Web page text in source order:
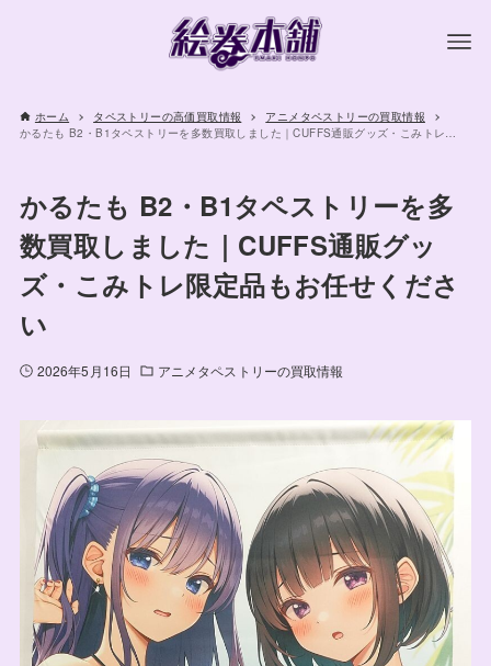
ホーム タペストリーの高価買取情報
アニメタペストリーの買取情報
かるたも B2・B1タペストリーを多数買取しました｜CUFFS通販グッズ・こみトレ限定品もお任せください
かるたも B2・B1タペストリーを多
数買取しました｜CUFFS通販グッ
ズ・こみトレ限定品もお任せくださ
い
2026年5月16日 アニメタペストリーの買取情報